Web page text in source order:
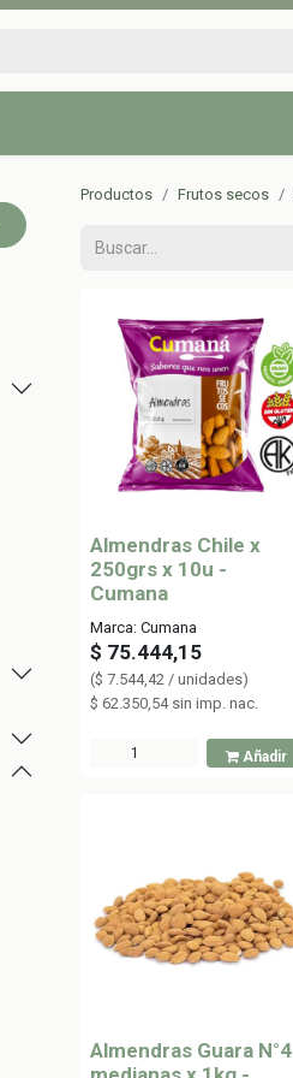
Productos Frutos secos
Almendras Chile x
250grs x 10u -
Cumana
Marca: Cumana
$ 75.444,15
($ 7.544,42 / unidades)
$ 62.350,54 sin imp. nac.
Añadir
Almendras Guara N°4